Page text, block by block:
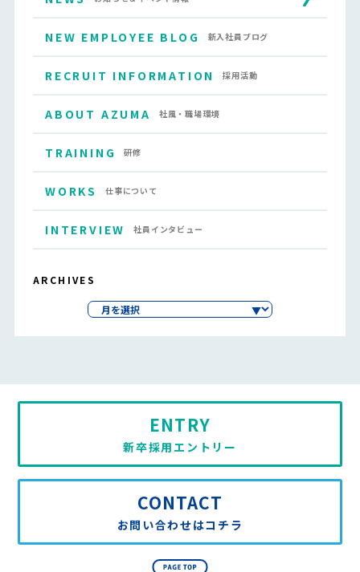
NEW EMPLOYEE BLOG 新入社員ブログ
RECRUIT INFORMATION 採用活動
ABOUT AZUMA 社風・職場環境
TRAINING 研修
WORKS 仕事について
INTERVIEW 社員インタビュー
ARCHIVES
CONTACT
お問い合わせはコチラ
ENTRY
新卒採用エントリー